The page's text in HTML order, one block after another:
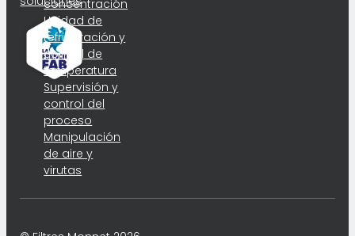
concentración
Unidad de
refrigeración y
control de
temperatura
Supervisión y
control del
proceso
Manipulación
de aire y
virutas